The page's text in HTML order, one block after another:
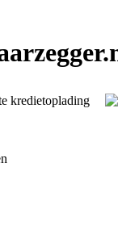
kredietoplading